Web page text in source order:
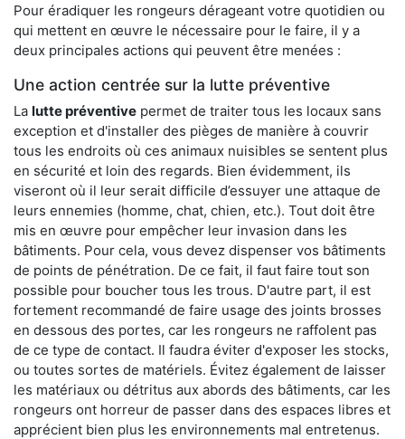
Pour éradiquer les rongeurs dérageant votre quotidien ou
qui mettent en œuvre le nécessaire pour le faire, il y a
deux principales actions qui peuvent être menées :
Une action centrée sur la lutte préventive
La lutte préventive permet de traiter tous les locaux sans
exception et d'installer des pièges de manière à couvrir
tous les endroits où ces animaux nuisibles se sentent plus
en sécurité et loin des regards. Bien évidemment, ils
viseront où il leur serait difficile d’essuyer une attaque de
leurs ennemies (homme, chat, chien, etc.). Tout doit être
mis en œuvre pour empêcher leur invasion dans les
bâtiments. Pour cela, vous devez dispenser vos bâtiments
de points de pénétration. De ce fait, il faut faire tout son
possible pour boucher tous les trous. D'autre part, il est
fortement recommandé de faire usage des joints brosses
en dessous des portes, car les rongeurs ne raffolent pas
de ce type de contact. Il faudra éviter d'exposer les stocks,
ou toutes sortes de matériels. Évitez également de laisser
les matériaux ou détritus aux abords des bâtiments, car les
rongeurs ont horreur de passer dans des espaces libres et
apprécient bien plus les environnements mal entretenus.